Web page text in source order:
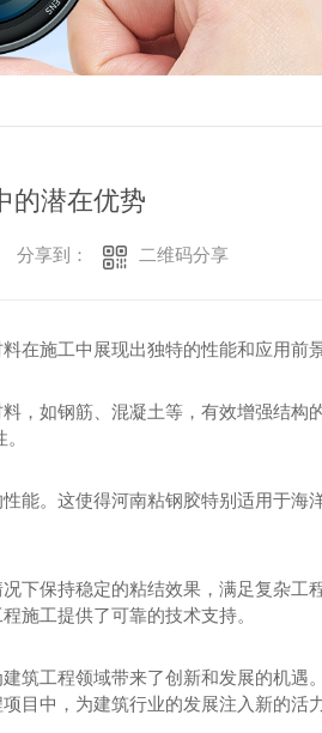
的潜在优势
分享到： 二维码分享
在施工中展现出独特的性能和应用前景
，如钢筋、混凝土等，有效增强结构
能。这使得河南粘钢胶特别适用于海
下保持稳定的粘结效果，满足复杂工
施工提供了可靠的技术支持。
筑工程领域带来了创新和发展的机遇
目中，为建筑行业的发展注入新的活力